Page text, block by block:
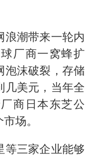
浪潮带来一轮内
厂商一窝蜂扩
泡沫破裂，存储
几美元，当年全
商日本东芝公
场。
等三家企业能够